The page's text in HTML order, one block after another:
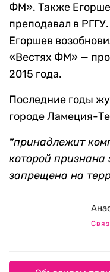
ФМ». Также
преподавал в
Егоршев
«Вестях ФМ» —
2015 года.
Последние годы
городе Ламеция-
*принадлежит
которой признана
запрещена на